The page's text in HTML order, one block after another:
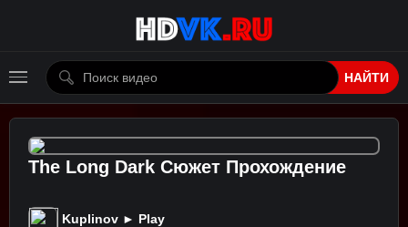
НАЙТИ
The Long Dark Сюжет Прохождение
Kuplinov ► Play